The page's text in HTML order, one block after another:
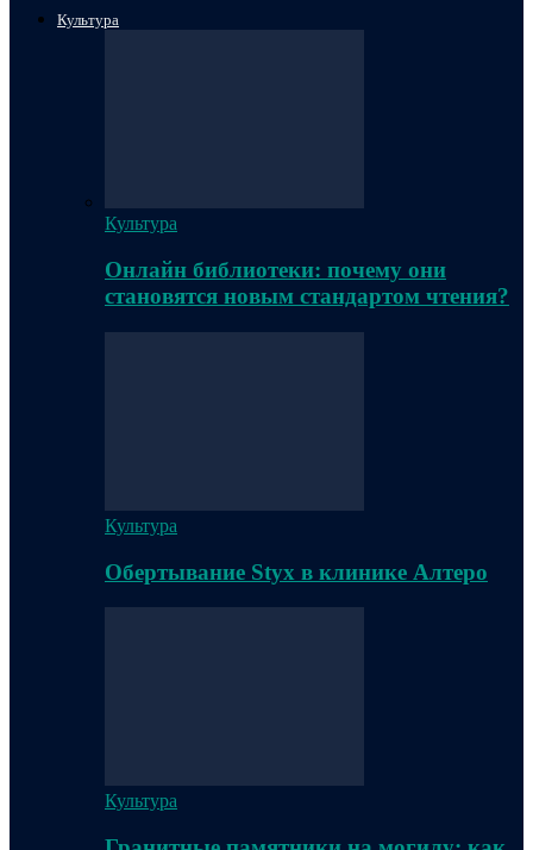
Культура
Культура
Онлайн библиотеки: почему они
становятся новым стандартом чтения?
Культура
Обертывание Styx в клинике Алтеро
Культура